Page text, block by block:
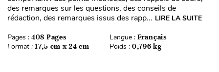
des remarques sur les questions, des conseils de
rédaction, des remarques issus des rapp... LIRE LA SUITE
Pages : 408 Pages Langue : Français
Format : 17,5 cm x 24 cm Poids : 0,796 kg